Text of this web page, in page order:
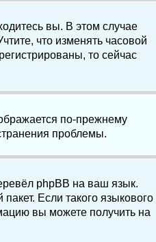
вы. В этом случае
что изменять часовой
то сейчас
по-прежнему
проблемы.
phpBB на ваш язык.
Если такого языкового
вы можете получить на